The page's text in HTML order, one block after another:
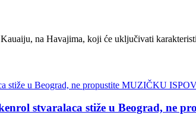
na Havajima, koji će uključivati
stvaralaca stiže u Beograd, ne